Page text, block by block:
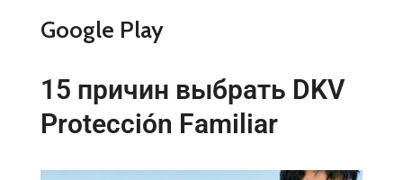
Google Play
15 причин выбрать DKV
Protección Familiar